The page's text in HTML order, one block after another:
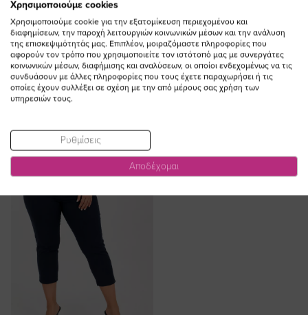
ΠΡΟΣΘΗΚΗ ΣΤΟ
ΚΑΛΑΘΙ
Παντελόνα ballon με τσέπες σε
μπεζ χρώμα plus size
(-10%)
Τιμή
ΠΡΟΣΘΗΚΗ ΣΤΟ
ΚΑΛΑΘΙ
Παντελόνι γκρο κάπρι σε μαύρο
Χρησιμοποιούμε cookies
Χρησιμοποιούμε cookie για την εξατομίκευση περιεχομένου και
διαφημίσεων, την παροχή λειτουργιών κοινωνικών μέσων και την ανάλυση
της επισκεψιμότητάς μας. Επιπλέον, μοιραζόμαστε πληροφορίες που
αφορούν τον τρόπο που χρησιμοποιείτε τον ιστότοπό μας με συνεργάτες
κοινωνικών μέσων, διαφήμισης και αναλύσεων, οι οποίοι ενδεχομένως να τις
συνδυάσουν με άλλες πληροφορίες που τους έχετε παραχωρήσει ή τις
οποίες έχουν συλλέξει σε σχέση με την από μέρους σας χρήση των
υπηρεσιών τους.
Ρυθμίσεις
Αποδέχομαι